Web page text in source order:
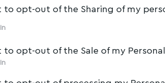
to opt-out of the Sharing of my
to opt-out of the Sale of my